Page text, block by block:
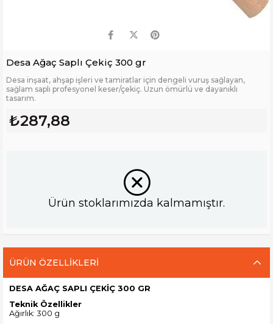
Desa Ağaç Saplı Çekiç 300 gr
Desa inşaat, ahşap işleri ve tamiratlar için dengeli vuruş sağlayan,
sağlam saplı profesyonel keser/çekiç. Uzun ömürlü ve dayanıklı
tasarım.
₺287,88
Ürün stoklarımızda kalmamıştır.
ÜRÜN ÖZELLIKLERI
DESA AĞAÇ SAPLI ÇEKİÇ 300 GR
Teknik Özellikler
Ağırlık: 300 g